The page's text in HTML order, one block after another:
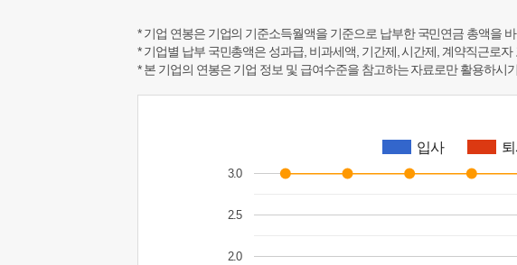
* 기업 연봉은 기업의 기준소득월액을 기준으로 납부한 국민연금 총액을
* 기업별 납부 국민총액은 성과급, 비과세액, 기간제, 시간제, 계약직근로
* 본 기업의 연봉은 기업 정보 및 급여수준을 참고하는 자료로만 활용하시
입사
2.0
2.5
3.0